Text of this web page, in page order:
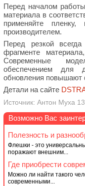
Перед началом
материала в
применяйте
производителем.
Перед резкой
фрагменте
Современные
обеспечением для
обновления повышают
Детали на сайте
Источник: Антон Муха
Возможно Вас
Полезность и
Флешки - это
поражают внешним...
Где приобрести
Можно ли найти такого
современными...